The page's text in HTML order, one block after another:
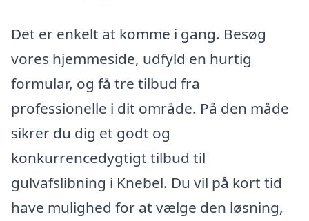
Det er enkelt at komme i gang. Besøg
vores hjemmeside, udfyld en hurtig
formular, og få tre tilbud fra
professionelle i dit område. På den måde
sikrer du dig et godt og
konkurrencedygtigt tilbud til
gulvafslibning i Knebel. Du vil på kort tid
have mulighed for at vælge den løsning,